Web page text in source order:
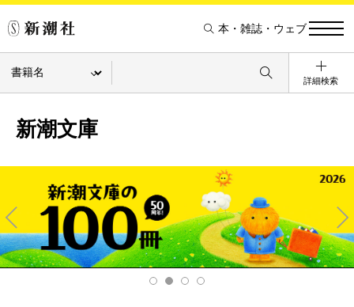
本・雑誌・ウェブ
詳細検索
新潮文庫
Pre
v
Ne
xt